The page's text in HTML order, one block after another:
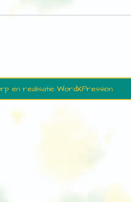
en realisatie WordXPression